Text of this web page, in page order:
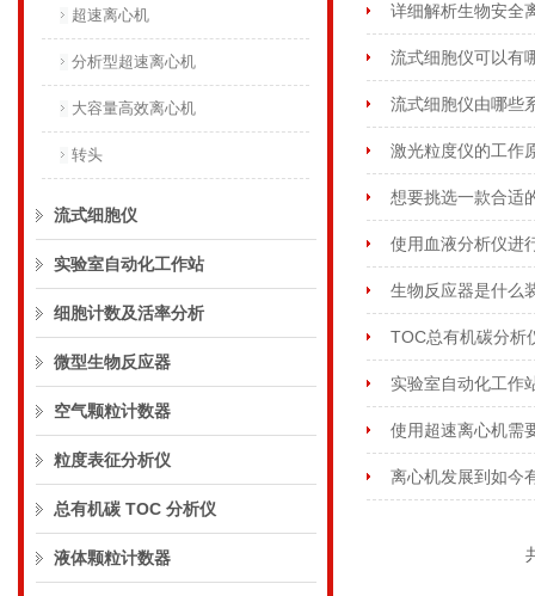
超速离心机
分析型超速离心机
大容量高效离心机
转头
流式细胞仪
实验室自动化工作站
细胞计数及活率分析
微型生物反应器
空气颗粒计数器
粒度表征分析仪
总有机碳 TOC 分析仪
液体颗粒计数器
详细解析生物安全
流式细胞仪可以有
流式细胞仪由哪些
激光粒度仪的工作
想要挑选一款合适
使用血液分析仪进
生物反应器是什么
TOC总有机碳分析
实验室自动化工作
使用超速离心机需
离心机发展到如今